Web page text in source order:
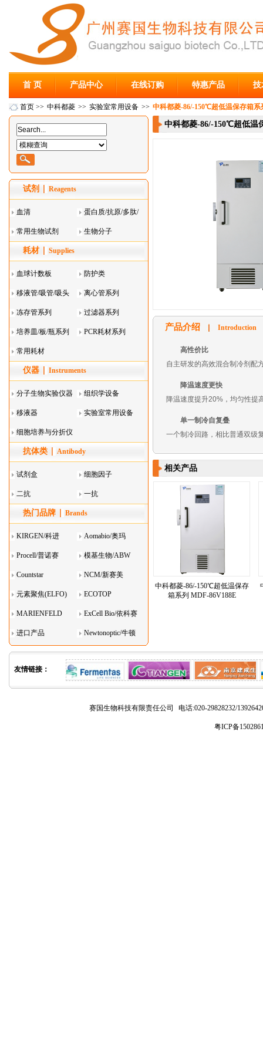
首 页 产品中心 在线订购 特惠产品 技
首页 >> 中科都菱 >> 实验室常用设备 >> 中科都菱-86/-150℃超低温保存箱系
试剂 Reagents
血清 蛋白质/抗原/多肽/
酶
常用生物试剂 生物分子
耗材 Supplies
血球计数板 防护类
移液管/吸管/吸头
系列
离心管系列
冻存管系列 过滤器系列
培养皿/板/瓶系列 PCR耗材系列
常用耗材
仪器 Instruments
分子生物实验仪器 组织学设备
移液器 实验室常用设备
细胞培养与分折仪
器叠
抗体类 Antibody
试剂盒 细胞因子
二抗 一抗
热门品牌 Brands
KIRGEN/科进 Aomabio/奥玛
Procell/普诺赛 模基生物/ABW
Countstar NCM/新赛美
元素聚焦(ELFO) ECOTOP
MARIENFELD ExCell Bio/依科赛
进口产品 Newtonoptic/牛顿
光学
中科都菱-86/-150℃超低温
产品介绍 Introduction
高性价比
自主研发的高效混合制冷剂配
降温速度更快
降温速度提升20%，均匀性提
单一制冷自复叠
一个制冷回路，相比普通双级
相关产品
中科都菱-86/-150℃超低温保存
箱系列 MDF-86V188E
友情链接：
赛国生物科技有限责任公司 电话:020-29828232/
粤ICP备